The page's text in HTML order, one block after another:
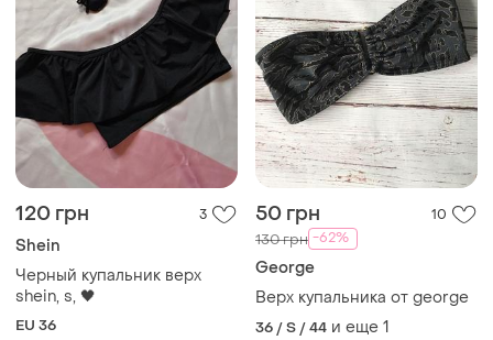
120 грн 3
Shein
Черный купальник верх
shein, s, 🖤
EU 36
50 грн 10
130 грн -62%
George
Верх купальника от george
36 / S / 44 и еще 1